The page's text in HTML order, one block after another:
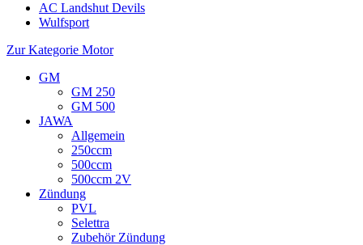
AC Landshut Devils
Wulfsport
Zur Kategorie Motor
GM
GM 250
GM 500
JAWA
Allgemein
250ccm
500ccm
500ccm 2V
Zündung
PVL
Selettra
Zubehör Zündung